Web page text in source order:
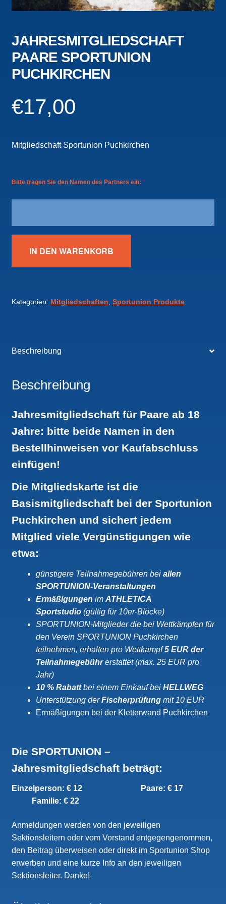
JAHRESMITGLIEDSCHAFT
PAARE SPORTUNION
PUCHKIRCHEN
€17,00
Mitgliedschaft Sportunion Puchkirchen
Bitte tragen Sie den Namen des Partners ein: *
Paare
Sportunion
IN DEN WARENKORB
Kategorien: Mitgliedschaften Sportunion Produkte
Beschreibung
Beschreibung
Jahresmitgliedschaft für Paare ab 18
Jahre: bitte beide Namen in den
Bestellhinweisen vor Kaufabschluss
einfügen!
Die Mitgliedskarte ist die
Basismitgliedschaft bei der Sportunion
Puchkirchen und sichert jedem
Mitglied viele Vergünstigungen wie
etwa:
günstigere Teilnahmegebühren beiallen
SPORTUNION-Veranstaltungen
Ermäßigungen im ATHLETICA
Sportstudio(gültig für 10er-Blöcke)
SPORTUNION-Mitglieder die bei Wettkämpfen für
den Verein SPORTUNION Puchkirchen
teilnehmen, erhalten pro Wettkampf5 EUR der
Teilnahmegebührerstattet (max. 25 EUR pro
Jahr)
10 % Rabattbei einem Einkauf bei HELLWEG
Unterstützung derFischerprüfungmit 10 EUR
Ermäßigungen bei der Kletterwand Puchkirchen
Die SPORTUNION –
Jahresmitgliedschaft beträgt:
Einzelperson: € 12
Paare: € 17
Familie: € 22
Anmeldungen werden von den jeweiligen
Sektionsleitern oder vom Vorstand entgegengenommen,
den Beitrag überweisen oder direkt im Sportunion Shop
erwerben und eine kurze Info an den jeweiligen
Sektionsleiter. Danke!